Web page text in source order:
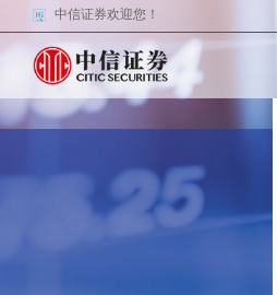
中信证券欢迎您！